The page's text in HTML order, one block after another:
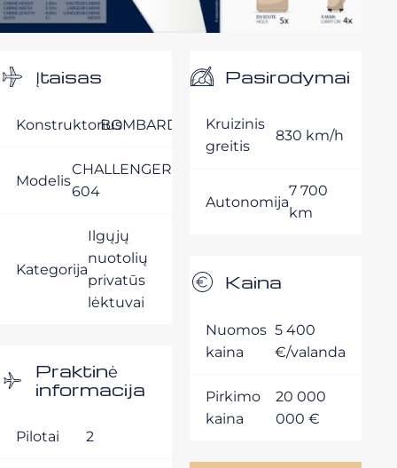
Įtaisas
KonstruktoriusBOMBARDIER
Modelis
CHALLENGER
604
Kategorija
Ilgųjų
nuotolių
privatūs
lėktuvai
Praktinė
informacija
Pilotai 2
Pasirodymai
Kruizinis
greitis
830 km/h
Autonomija
7 700
km
Kaina
Nuomos
kaina
5 400
€/valanda
Pirkimo
kaina
20 000
000 €